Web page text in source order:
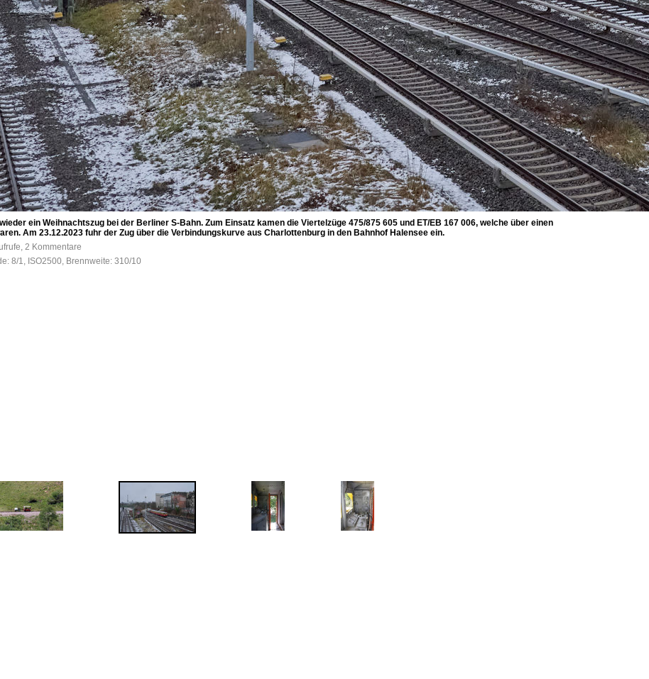
ein Weihnachtszug bei der Berliner S-Bahn. Zum Einsatz kamen die Viertelzüge 475/875 605 und ET/EB 167 006, welche über einen
Am 23.12.2023 fuhr der Zug über die Verbindungskurve aus Charlottenburg in den Bahnhof Halensee ein.
2 Kommentare
8/1, ISO2500, Brennweite: 310/10